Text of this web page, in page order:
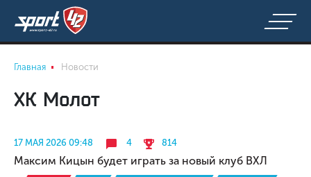
Главная Новости
ХК Молот
17 МАЯ 2026 09:48 4 814
Максим Кицын будет играть за новый клуб ВХЛ